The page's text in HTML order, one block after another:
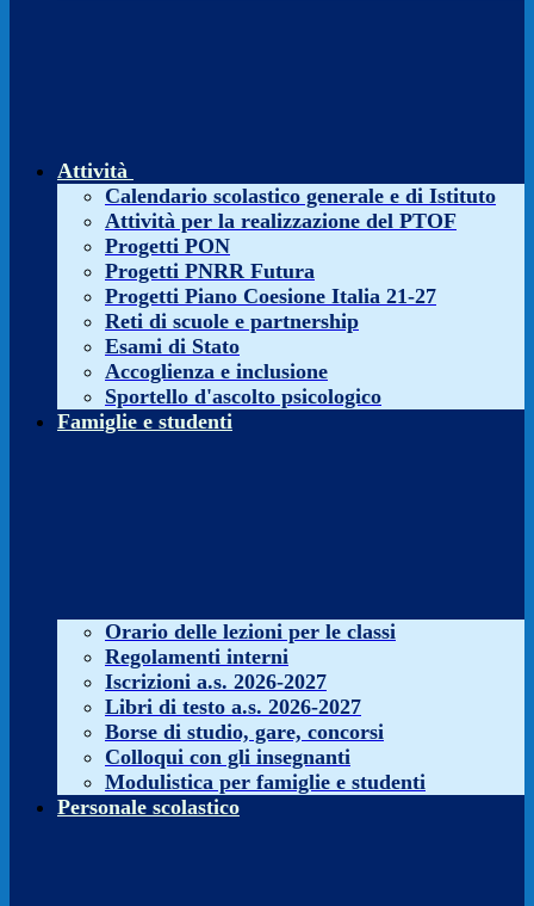
Attività
Calendario scolastico generale e di Istituto
Attività per la realizzazione del PTOF
Progetti PON
Progetti PNRR Futura
Progetti Piano Coesione Italia 21-27
Reti di scuole e partnership
Esami di Stato
Accoglienza e inclusione
Sportello d'ascolto psicologico
Famiglie e studenti
Orario delle lezioni per le classi
Regolamenti interni
Iscrizioni a.s. 2026-2027
Libri di testo a.s. 2026-2027
Borse di studio, gare, concorsi
Colloqui con gli insegnanti
Modulistica per famiglie e studenti
Personale scolastico